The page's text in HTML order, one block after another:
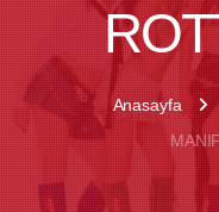
Anasayfa